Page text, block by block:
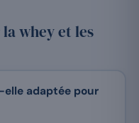
whey et les
adaptée pour